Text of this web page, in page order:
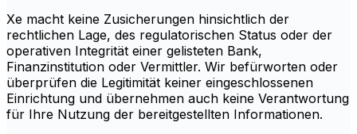
Xe macht keine Zusicherungen hinsichtlich der
rechtlichen Lage, des regulatorischen Status oder der
operativen Integrität einer gelisteten Bank,
Finanzinstitution oder Vermittler. Wir befürworten oder
überprüfen die Legitimität keiner eingeschlossenen
Einrichtung und übernehmen auch keine Verantwortung
für Ihre Nutzung der bereitgestellten Informationen.